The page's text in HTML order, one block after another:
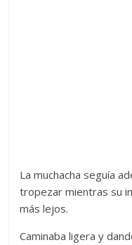
La muchacha seguía
tropezar mientras su
más lejos.
Caminaba ligera y